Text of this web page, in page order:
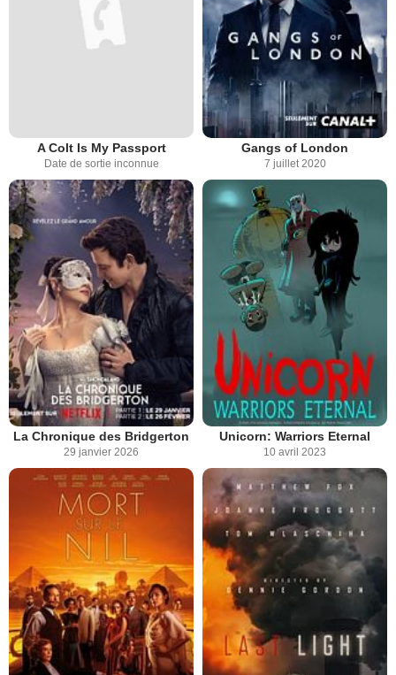
A Colt Is My Passport
Date de sortie inconnue
Gangs of London
7 juillet 2020
La Chronique des Bridgerton
29 janvier 2026
Unicorn: Warriors Eternal
10 avril 2023